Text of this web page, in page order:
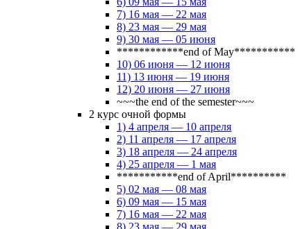
7) 16 мая — 22 мая
8) 23 мая — 29 мая
9) 30 мая — 05 июня
************end of May***********
10) 06 июня — 12 июня
11) 13 июня — 19 июня
12) 20 июня — 27 июня
~~~the end of the semester~~~
2 курс очной формы
1) 4 апреля — 10 апреля
2) 11 апреля — 17 апреля
3) 18 апреля — 24 апреля
4) 25 апреля — 1 мая
***********end of April**********
5) 02 мая — 08 мая
6) 09 мая — 15 мая
7) 16 мая — 22 мая
8) 23 мая — 29 мая